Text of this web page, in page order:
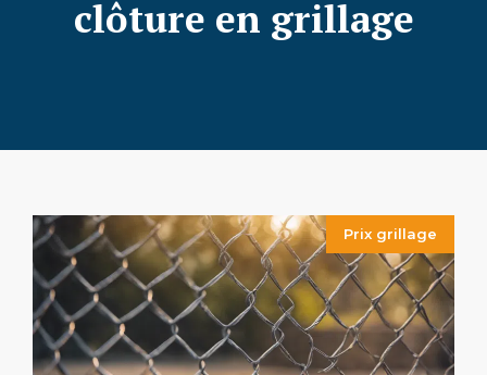
clôture en grillage
Prix grillage